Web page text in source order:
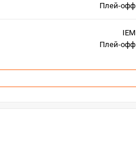
Плей-офф
IEM
Плей-офф